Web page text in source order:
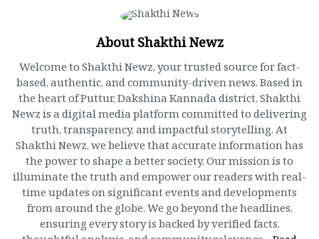
About Shakthi Newz
Welcome to Shakthi Newz, your trusted source for fact-
based, authentic, and community-driven news. Based in
the heart of Puttur, Dakshina Kannada district, Shakthi
Newz is a digital media platform committed to delivering
truth, transparency, and impactful storytelling. At
Shakthi Newz, we believe that accurate information has
the power to shape a better society. Our mission is to
illuminate the truth and empower our readers with real-
time updates on significant events and developments
from around the globe. We go beyond the headlines,
ensuring every story is backed by verified facts,